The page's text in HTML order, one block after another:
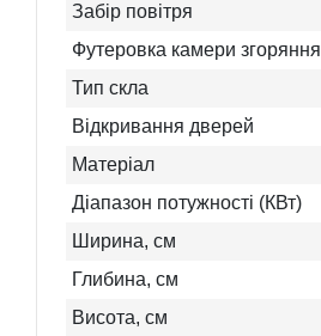
Забір повітря
Футеровка камери згоряння
Тип скла
Відкривання дверей
Матеріал
Діапазон потужності (КВт)
Ширина, см
Глибина, см
Висота, см